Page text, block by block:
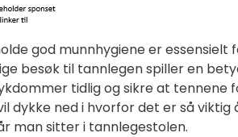
god munnhygiene er essensielt
besøk til tannlegen spiller en
tidlig og sikre at tennene
dykke ned i hvorfor det er så
man sitter i tannlegestolen.